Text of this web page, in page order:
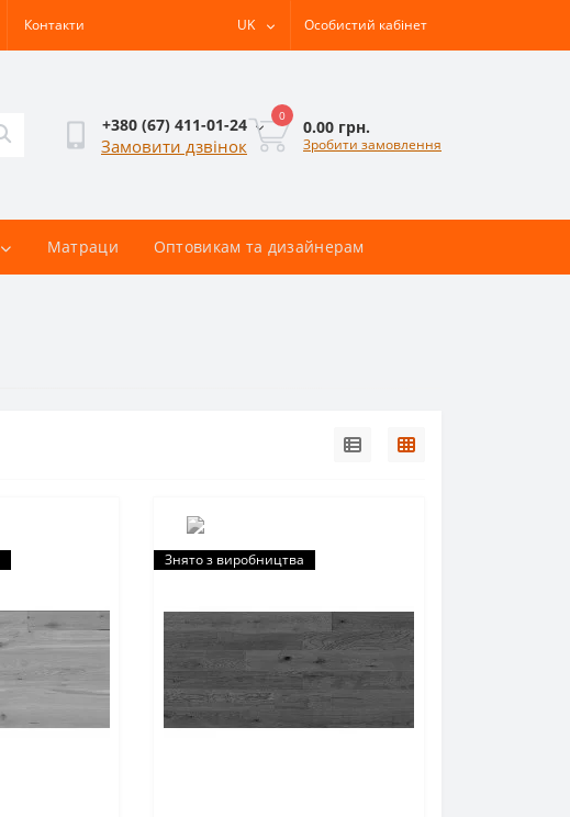
Контакти UK Особистий кабінет
+380 (67) 411-01-24
Замовити дзвінок
0
0.00 грн.
Зробити замовлення
Матраци Оптовикам та дизайнерам
Знято з виробництва